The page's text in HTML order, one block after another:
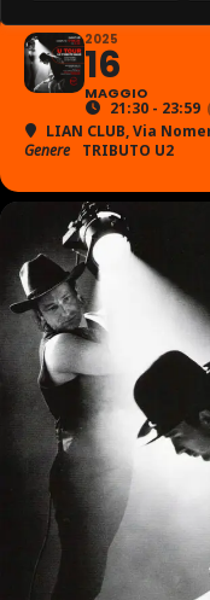
2025
16
MAGGIO
21:30 - 23:59
LIAN CLUB, Via
Genere
TRIBUTO U2